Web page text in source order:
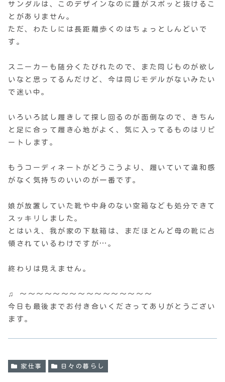
サンダルは、このデザインなのに踵がスポッと抜けるこ
とがありません。
ただ、わたしには長距離歩くのはちょっとしんどいで
す。
スニーカーも随分くたびれたので、また同じものが欲し
いなと思ってるんだけど、今は同じモデルがないみたい
で迷い中。
いろいろ試し履きして探し回るのが面倒なので、きちん
と足に合って履き心地がよく、気に入ってるものはリピ
ートします。
もうコーディネートがどうこうより、履いていて違和感
がなく気持ちのいいのが一番です。
娘が放置していた靴や中身のない空箱なども処分できて
スッキリしました。
とはいえ、我が家の下駄箱は、まだほとんど母の靴に占
領されているわけですが…。
終わりは見えません。
♫ 〜〜〜〜〜〜〜〜〜〜〜〜〜〜〜〜
今日も最後までお付き合いくださってありがとうござい
ます。
家仕事 日々の暮らし